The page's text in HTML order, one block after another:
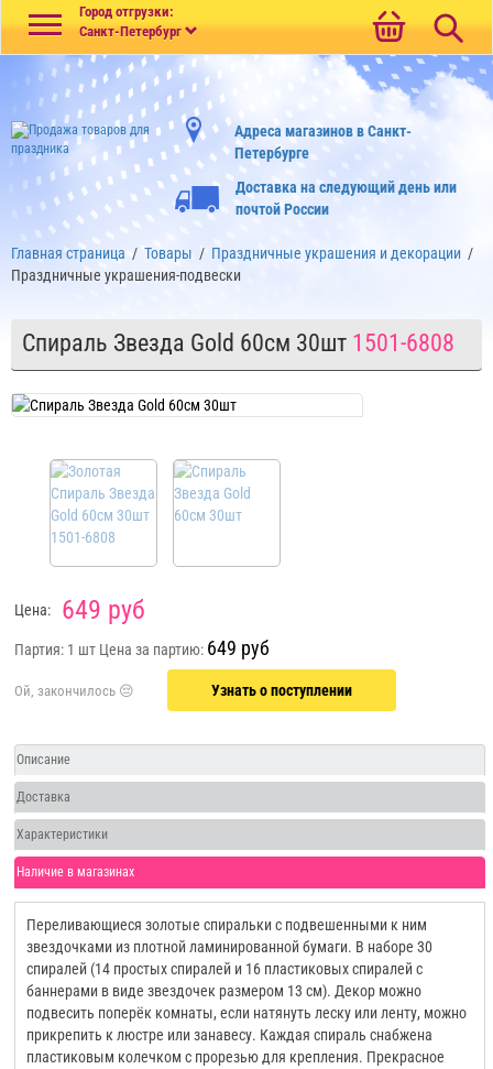
Город отгрузки:
Санкт-Петербург
Адреса магазинов в Санкт-
Петербурге
Доставка на следующий день или
почтой России
Главная страница / Товары / Праздничные украшения и декорации /
Праздничные украшения-подвески
Спираль Звезда Gold 60см 30шт 1501-6808
Цена: 649 руб
Партия: 1 шт Цена за партию: 649 руб
Узнать о поступлении
Описание
Доставка
Характеристики
Наличие в магазинах
Переливающиеся золотые спиральки с подвешенными к ним
звездочками из плотной ламинированной бумаги. В наборе 30
спиралей (14 простых спиралей и 16 пластиковых спиралей с
баннерами в виде звездочек размером 13 см). Декор можно
подвесить поперёк комнаты, если натянуть леску или ленту, можно
прикрепить к люстре или занавесу. Каждая спираль снабжена
пластиковым колечком с прорезью для крепления. Прекрасное